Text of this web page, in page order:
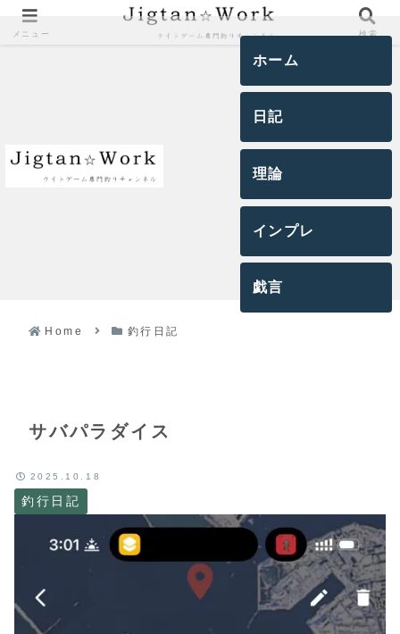
ホーム
日記
理論
インプレ
戯言
Home 釣行日記
サバパラダイス
釣行日記
2025.10.18
メニュー 検索